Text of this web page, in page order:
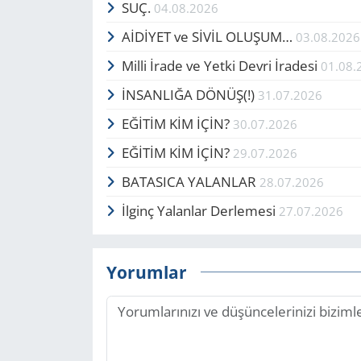
SUÇ. 04.08.2026
AİDİYET ve SİVİL OLUŞUM… 03.08.2026
Milli İrade ve Yetki Devri İradesi
İNSANLIĞA DÖNÜŞ(!) 31.07.2026
EĞİTİM KİM İÇİN? 30.07.2026
EĞİTİM KİM İÇİN? 29.07.2026
BATASICA YALANLAR 28.07.2026
İlginç Yalanlar Derlemesi 27.07.2026
Yorumlar